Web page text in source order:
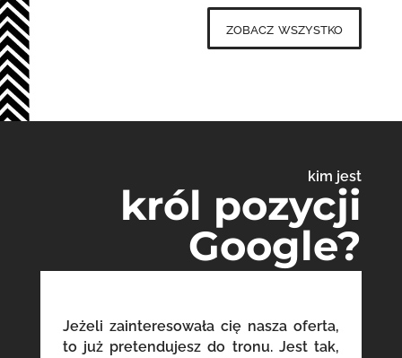
zobacz wszystko
kim jest
król pozycji
Google?
Jeżeli zainteresowała cię nasza oferta,
to już pretendujesz do tronu. Jest tak,